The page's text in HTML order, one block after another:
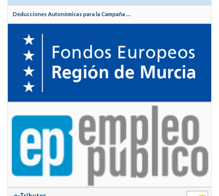
Deducciones Autonómicas para la Campaña ...